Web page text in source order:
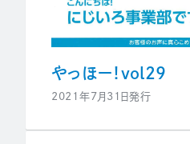
やっほー！vol29
2021年7月31日発行